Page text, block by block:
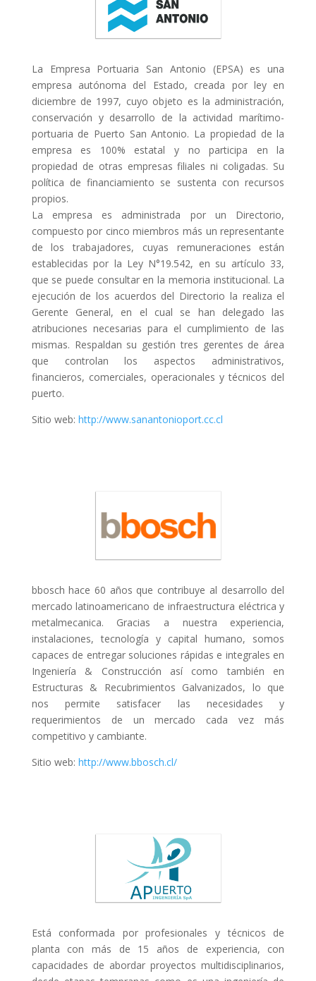
La Empresa Portuaria San Antonio (EPSA) es una
empresa autónoma del Estado, creada por ley en
diciembre de 1997, cuyo objeto es la administración,
conservación y desarrollo de la actividad marítimo-
portuaria de Puerto San Antonio. La propiedad de la
empresa es 100% estatal y no participa en la
propiedad de otras empresas filiales ni coligadas. Su
política de financiamiento se sustenta con recursos
propios.
La empresa es administrada por un Directorio,
compuesto por cinco miembros más un representante
de los trabajadores, cuyas remuneraciones están
establecidas por la Ley N°19.542, en su artículo 33,
que se puede consultar en la memoria institucional. La
ejecución de los acuerdos del Directorio la realiza el
Gerente General, en el cual se han delegado las
atribuciones necesarias para el cumplimiento de las
mismas. Respaldan su gestión tres gerentes de área
que controlan los aspectos administrativos,
financieros, comerciales, operacionales y técnicos del
puerto.
Sitio web: http://www.sanantonioport.cc.cl
bbosch hace 60 años que contribuye al desarrollo del
mercado latinoamericano de infraestructura eléctrica y
metalmecanica. Gracias a nuestra experiencia,
instalaciones, tecnología y capital humano, somos
capaces de entregar soluciones rápidas e integrales en
Ingeniería & Construcción así como también en
Estructuras & Recubrimientos Galvanizados, lo que
nos permite satisfacer las necesidades y
requerimientos de un mercado cada vez más
competitivo y cambiante.
Sitio web: http://www.bbosch.cl/
Está conformada por profesionales y técnicos de
planta con más de 15 años de experiencia, con
capacidades de abordar proyectos multidisciplinarios,